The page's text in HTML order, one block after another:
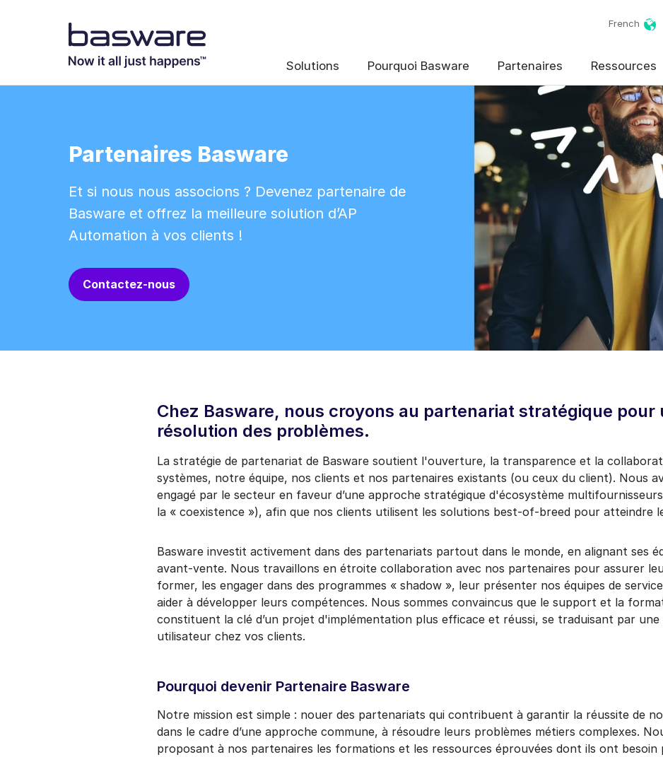
French
Solutions Pourquoi Basware Partenaires Ressources
Partenaires Basware
Et si nous nous associons ? Devenez partenaire de
Basware et offrez la meilleure solution d’AP
Automation à vos clients !
Contactez-nous
Chez Basware, nous croyons au partenariat stratégique pour
résolution des problèmes.
La stratégie de partenariat de Basware soutient l'ouverture, la transparence et la
systèmes, notre équipe, nos clients et nos partenaires existants (ou ceux du client). Nous
engagé par le secteur en faveur d’une approche stratégique d'écosystème
la « coexistence »), afin que nos clients utilisent les solutions best-of-breed pour atteindre
Basware investit activement dans des partenariats partout dans le monde, en alignant ses
avant-vente. Nous travaillons en étroite collaboration avec nos partenaires pour assurer
former, les engager dans des programmes « shadow », leur présenter nos équipes de
aider à développer leurs compétences. Nous sommes convaincus que le support et la
constituent la clé d’un projet d'implémentation plus efficace et réussi, se traduisant par
utilisateur chez vos clients.
Pourquoi devenir Partenaire Basware
Notre mission est simple : nouer des partenariats qui contribuent à garantir la réussite de
dans le cadre d’une approche commune, à résoudre leurs problèmes métiers complexes.
proposant à nos partenaires les formations et les ressources éprouvées dont ils ont besoin